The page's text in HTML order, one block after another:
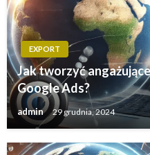
EXPORT
Jak tworzyć
Google Ads?
admin 29 grudnia, 2024